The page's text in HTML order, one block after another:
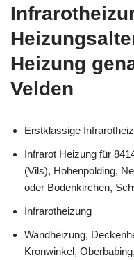
Heizung
Velden
Erstklassige
Infrarot Heizung für
(Vils), Hohenpolding,
oder Bodenkirchen,
Infrarotheizung
Wandheizung,
Kronwinkel,